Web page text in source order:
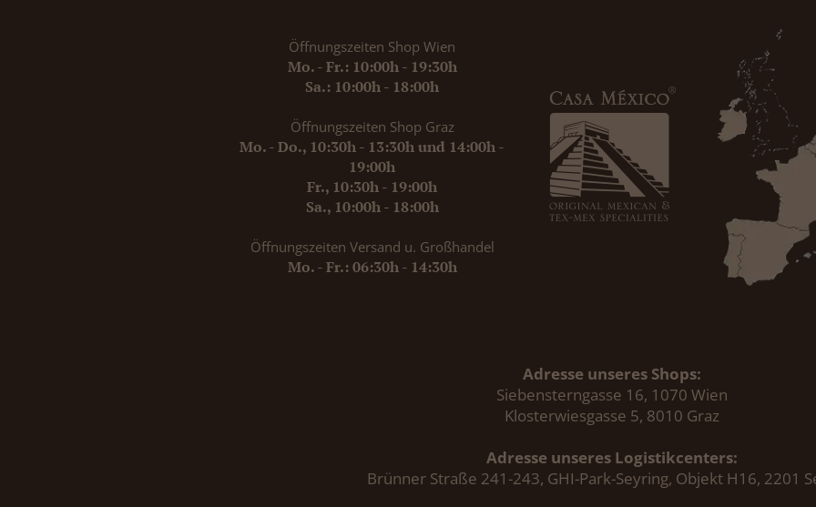
Öffnungszeiten Shop Wien
Mo. - Fr.: 10:00h - 19:30h
Sa.: 10:00h - 18:00h
Öffnungszeiten Shop Graz
Mo. - Do., 10:30h - 13:30h und 14:00h -
19:00h
Fr., 10:30h - 19:00h
Sa., 10:00h - 18:00h
Öffnungszeiten Versand u. Großhandel
Mo. - Fr.: 06:30h - 14:30h
Adresse unseres Shops:
Siebensterngasse 16, 1070 Wien
Klosterwiesgasse 5, 8010 Graz
Adresse unseres Logistikcenters:
Brünner Straße 241-243, GHI-Park-Seyring, Objekt H16, 2201